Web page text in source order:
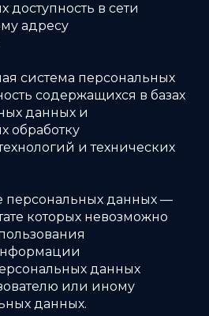
в сети
адресу
система персональных
содержащихся в базах
данных и
обработку
и технических
персональных данных —
которых невозможно
данных
или иному
данных.